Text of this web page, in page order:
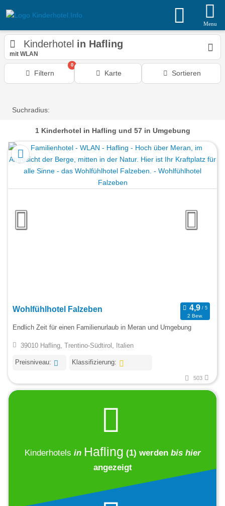
Menu
Kinderhotel in Hafling
mit WLAN
Filtern
0
Karte Sortieren
Suchradius:
1Kinderhotel in Hafling und 57 in Umgebung
Wohlfühlhotel Falzeben
2 Bew.
Endlich Zeit für einen Familienurlaub in Meran und Umgebung
39010 Hafling, Trentino-Südtirol, Italien
Preisniveau: Klassifizierung:
503
Kinderhotels in Hafling (1) werden bis hier
angezeigt